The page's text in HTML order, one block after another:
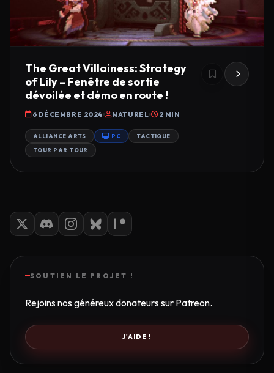
The Great Villainess: Strategy
of Lily – Fenêtre de sortie
dévoilée et démo en route !
6 DÉCEMBRE 2024 NATUREL 2 MIN
ALLIANCE ARTS PC TACTIQUE
TOUR PAR TOUR
SOUTIEN LE PROJET !
Rejoins nos généreux donateurs sur Patreon.
J'AIDE !